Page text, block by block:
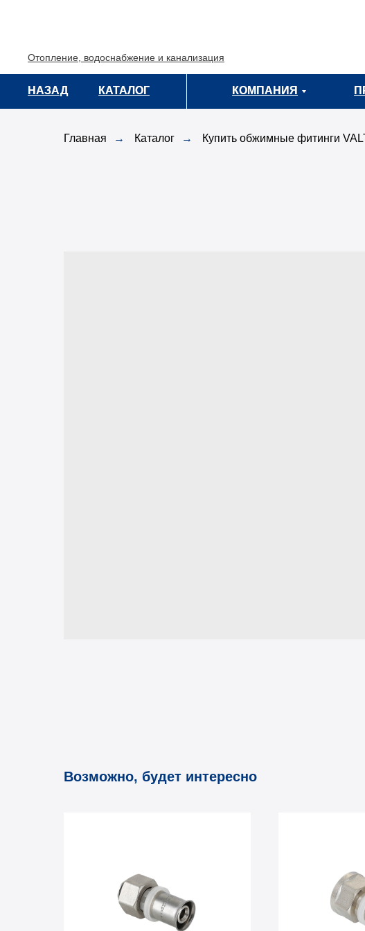
НАЗАД
НАЗАД КАТАЛОГ
КАТАЛОГ КОМПАНИЯ
КОМПАНИЯ
Отопление, водоснабжение и канализация
Главная → Каталог → Купить обжимные фитинги
Возможно, будет интересно